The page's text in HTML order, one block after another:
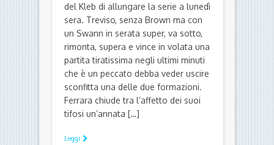
del Kleb di allungare la serie a lunedì
sera. Treviso, senza Brown ma con
un Swann in serata super, va sotto,
rimonta, supera e vince in volata una
partita tiratissima negli ultimi minuti
che è un peccato debba veder uscire
sconfitta una delle due formazioni.
Ferrara chiude tra l’affetto dei suoi
tifosi un’annata […]
Leggi